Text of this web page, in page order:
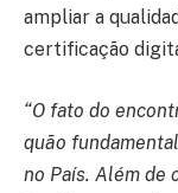
ampliar a
certificação
“O fato do
quão
no País. Além de